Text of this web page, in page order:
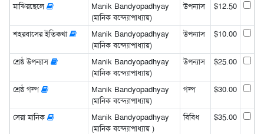
মাঝিরছেলে
Manik Bandyopadhyay
(মানিক বন্দ্যোপাধ্যায়)
উপন্যাস $12.50
শহরবাসের ইতিকথা
Manik Bandyopadhyay
(মানিক বন্দ্যোপাধ্যায়)
উপন্যাস $10.00
শ্রেষ্ঠ উপন্যাস
Manik Bandyopadhyay
(মানিক বন্দ্যোপাধ্যায়)
উপন্যাস $25.00
শ্রেষ্ঠ গল্প
Manik Bandyopadhyay
(মানিক বন্দ্যোপাধ্যায়)
গল্প $30.00
সেরা মানিক
Manik Bandyopadhyay
(মানিক বন্দ্যোপাধ্যায় )
বিবিধ $35.00